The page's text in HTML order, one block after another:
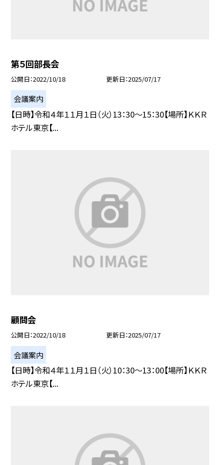
第５回部長会
公開日 2022/10/18 更新日 2025/07/17
会議案内
【日時】令和４年１１月１日（火）13：30〜15：30【場所】ＫＫＲ
ホテル東京【...
顧問会
公開日 2022/10/18 更新日 2025/07/17
会議案内
【日時】令和４年１１月１日（火）10：30〜13：00【場所】ＫＫＲ
ホテル東京【...